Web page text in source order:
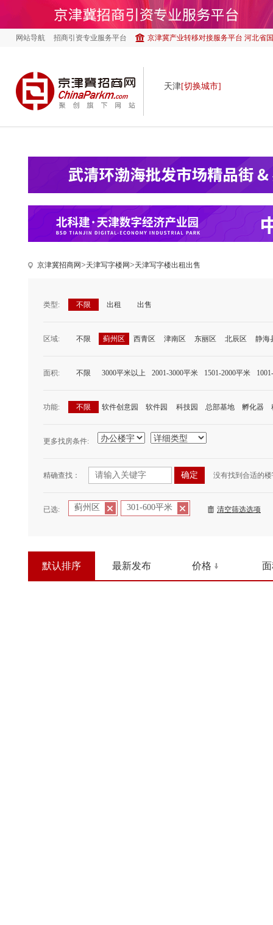
网站导航 招商引资专业服务平台 京津冀产业转移对接服务平台 河北省
天津[切换城市]
京津冀招商网>天津写字楼网>天津写字楼出租出售
类型: 不限 出租 出售
区域: 不限 蓟州区 西青区 津南区 东丽区 北辰区 静海
面积: 不限 3000平米以上 2001-3000平米 1501-2000平米
功能: 不限 软件创意园 软件园 科技园 总部基地 孵化器
更多找房条件:
精确查找： 没有找到合适的
已选: 蓟州区 301-600平米 清空筛选选项
默认排序 最新发布 价格